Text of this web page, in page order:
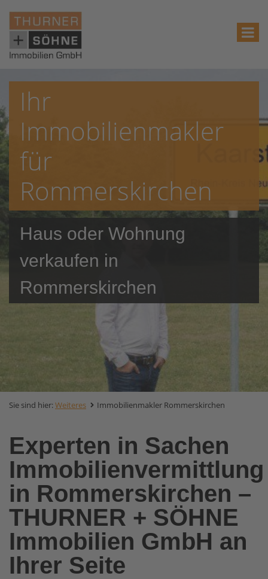
Ihr
Immobilienmakler
für
Rommerskirchen
Haus oder Wohnung
verkaufen in
Rommerskirchen
Sie sind hier:Weiteres Immobilienmakler Rommerskirchen
Experten in Sachen
Immobilienvermittlung
in Rommerskirchen –
THURNER + SÖHNE
Immobilien GmbH an
Ihrer Seite